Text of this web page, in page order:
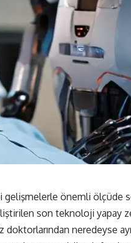
gelişmelerle önemli ölçüde
son teknoloji yapay
doktorlarından neredeyse